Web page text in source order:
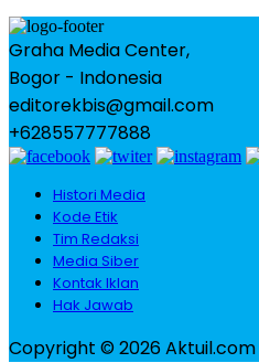
Graha Media Center,
Bogor - Indonesia
editorekbis@gmail.com
+628557777888
Histori Media
Kode Etik
Tim Redaksi
Media Siber
Kontak Iklan
Hak Jawab
Copyright © 2026